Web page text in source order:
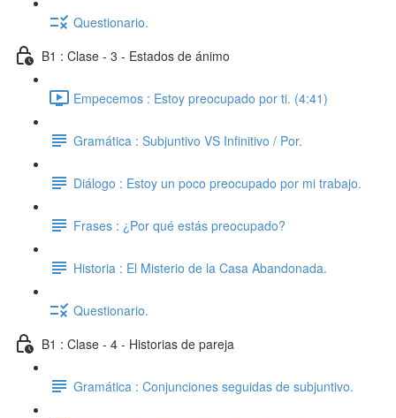
Questionario.
B1 : Clase - 3 - Estados de ánimo
Empecemos : Estoy preocupado por ti. (4:41)
Gramática : Subjuntivo VS Infinitivo / Por.
Diálogo : Estoy un poco preocupado por mi trabajo.
Frases : ¿Por qué estás preocupado?
Historia : El Misterio de la Casa Abandonada.
Questionario.
B1 : Clase - 4 - Historias de pareja
Gramática : Conjunciones seguidas de subjuntivo.